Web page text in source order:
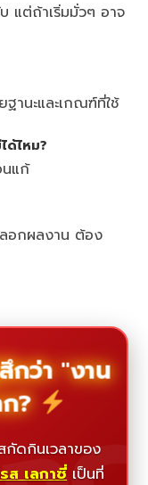
แต่ถ้าเริ่มมั่วๆ อาจ
ฐานะและเกณฑ์ที่ใช้
ด้ไหม?
นแก้
ลอกผลงาน ต้อง
กว่า "งาน
?
กัดกินเวลาของ
ส เลกาซี่ เป็นที่